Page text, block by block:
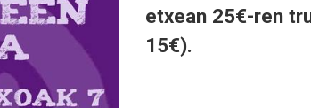
etxean 25€-ren
15€).